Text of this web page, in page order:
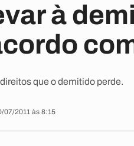
à
que o demitido perde.
07/2011 às 8:15